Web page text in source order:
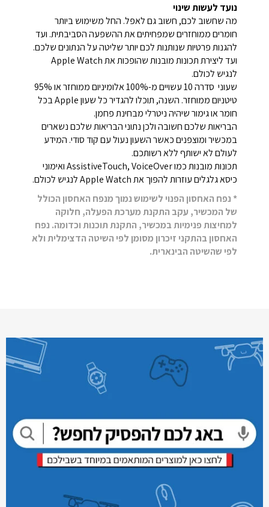
נועד לעשות שינוי
מה שחשוב לכם, חשוב גם לאפל. החל משימוש ביותר
חומרים ממוחזרים שמפחיתים את ההשפעה הסביבתית. ועד
להגנות פרטיות שנותנות לכם יותר שליטה על הנתונים שלכם.
ועד ליצירת תכונות מובנות שהופכות את Apple Watch
לנגיש לכולם.
שעוני סדרה 10 עשויים מ-100% אלומיניום ממוחזר או 95%
טיטניום ממוחזר. השנה, תוכלו להגדיר כל שעון Apple בכל
חומר או גימור שיהיה ניטרלי מבחינת פחמן.
הבריאות שלכם חשובה ולכן נתוני הבריאות שלכם נשארים
במכשיר ומוצפנים כאשר השעון נעול עם קוד סודי. המידע
לעולם לא ישותף ללא רשותכם.
תכונות מובנות כמו AssistiveTouch, VoiceOver ואימוני
כיסא גלגלים עוזרות להפוך את Apple Watch לנגיש לכולם.
* נפח האחסון הפנוי לשימוש נמוך מנפח האחסון הכולל
של המכשיר, עקב התקנת מערכת הפעלה, חלוקה
למחיצות פנימיות במכשיר, התקנת תוכנות וכדומה. נפח
האחסון בהתקני זיכרון מסומן לפי השיטה הדצימלית ולא
לפי שהשיטה הבינארית.